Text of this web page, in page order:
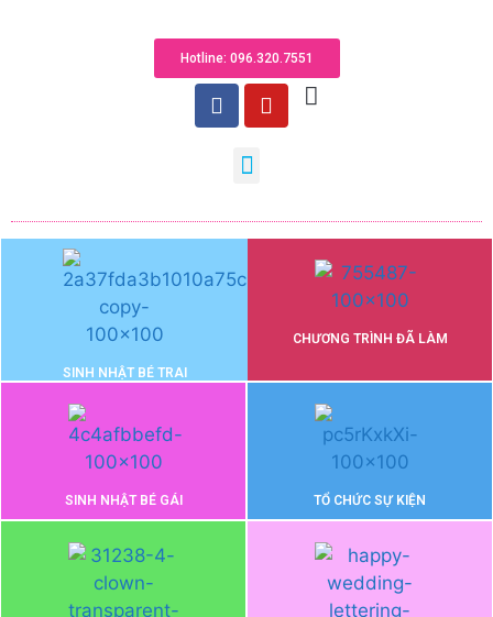
Hotline: 096.320.755​1
SINH NHẬT BÉ TRAI
CHƯƠNG TRÌNH ĐÃ LÀM
SINH NHẬT BÉ GÁI TỔ CHỨC SỰ KIỆN